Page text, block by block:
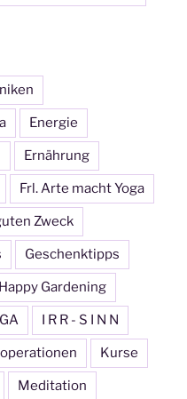
Energie
Ernährung
Frl. Arte macht Yoga
Zweck
Geschenktipps
Happy Gardening
I R R - S I N N
Kurse
Meditation